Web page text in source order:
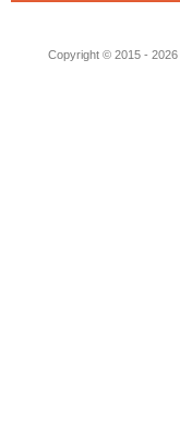
Copyright © 2015 - 2026